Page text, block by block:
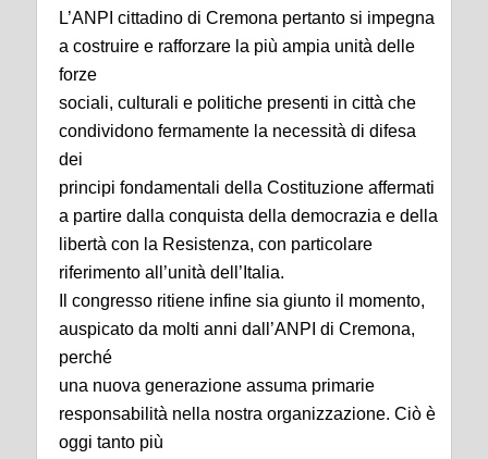
L’ANPI cittadino di Cremona pertanto si impegna
a costruire e rafforzare la più ampia unità delle
forze
sociali, culturali e politiche presenti in città che
condividono fermamente la necessità di difesa
dei
principi fondamentali della Costituzione affermati
a partire dalla conquista della democrazia e della
libertà con la Resistenza, con particolare
riferimento all’unità dell’Italia.
Il congresso ritiene infine sia giunto il momento,
auspicato da molti anni dall’ANPI di Cremona,
perché
una nuova generazione assuma primarie
responsabilità nella nostra organizzazione. Ciò è
oggi tanto più